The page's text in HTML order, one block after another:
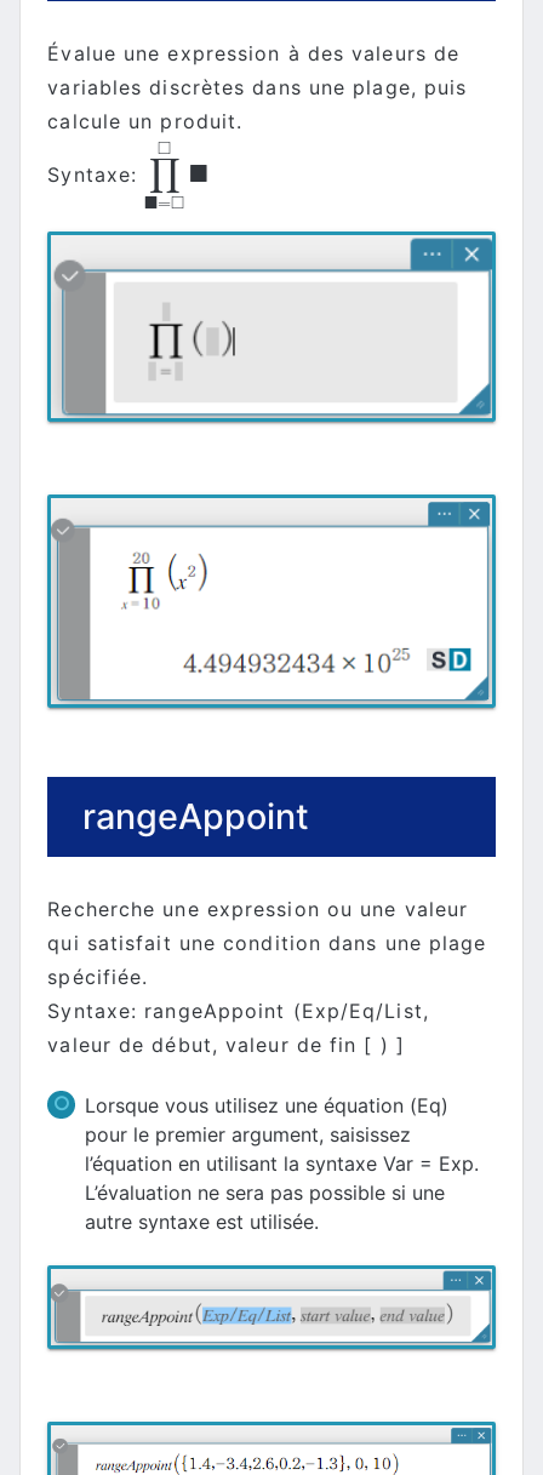
Évalue une expression à des valeurs de
variables discrètes dans une plage, puis
calcule un produit.
Syntaxe: ∏
■=□
□
■
rangeAppoint
Recherche une expression ou une valeur
qui satisfait une condition dans une plage
spécifiée.
Syntaxe: rangeAppoint (Exp/Eq/List,
valeur de début, valeur de fin [ ) ]
Lorsque vous utilisez une équation (Eq)
pour le premier argument, saisissez
l’équation en utilisant la syntaxe Var = Exp.
L’évaluation ne sera pas possible si une
autre syntaxe est utilisée.